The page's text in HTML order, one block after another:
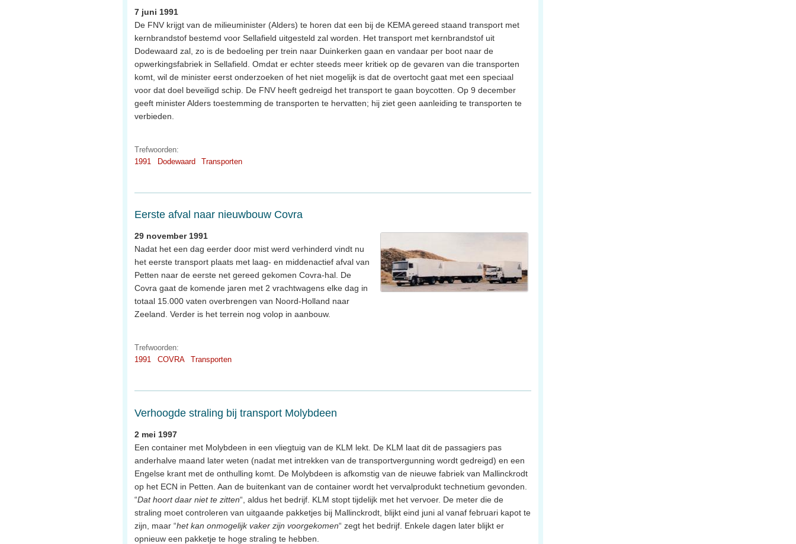
7 juni 1991
De FNV krijgt van de milieuminister (Alders) te horen dat een bij de KEMA gereed staand transport met
kernbrandstof bestemd voor Sellafield uitgesteld zal worden. Het transport met kernbrandstof uit
Dodewaard zal, zo is de bedoeling per trein naar Duinkerken gaan en vandaar per boot naar de
opwerkingsfabriek in Sellafield. Omdat er echter steeds meer kritiek op de gevaren van die transporten
komt, wil de minister eerst onderzoeken of het niet mogelijk is dat de overtocht gaat met een speciaal
voor dat doel beveiligd schip. De FNV heeft gedreigd het transport te gaan boycotten. Op 9 december
geeft minister Alders toestemming de transporten te hervatten; hij ziet geen aanleiding te transporten te
verbieden.
Trefwoorden:
1991
Dodewaard Transporten
Eerste afval naar nieuwbouw Covra
29 november 1991
Nadat het een dag eerder door mist werd verhinderd vindt nu
het eerste transport plaats met laag- en middenactief afval van
Petten naar de eerste net gereed gekomen Covra-hal. De
Covra gaat de komende jaren met 2 vrachtwagens elke dag in
totaal 15.000 vaten overbrengen van Noord-Holland naar
Zeeland. Verder is het terrein nog volop in aanbouw.
Trefwoorden:
1991
COVRA Transporten
Verhoogde straling bij transport Molybdeen
2 mei 1997
Een container met Molybdeen in een vliegtuig van de KLM lekt. De KLM laat dit de passagiers pas
anderhalve maand later weten (nadat met intrekken van de transportvergunning wordt gedreigd) en een
Engelse krant met de onthulling komt. De Molybdeen is afkomstig van de nieuwe fabriek van Mallinckrodt
op het ECN in Petten. Aan de buitenkant van de container wordt het vervalprodukt technetium gevonden.
“Dat hoort daar niet te zitten“, aldus het bedrijf. KLM stopt tijdelijk met het vervoer. De meter die de
straling moet controleren van uitgaande pakketjes bij Mallinckrodt, blijkt eind juni al vanaf februari kapot te
zijn, maar “het kan onmogelijk vaker zijn voorgekomen“ zegt het bedrijf. Enkele dagen later blijkt er
opnieuw een pakketje te hoge straling te hebben.